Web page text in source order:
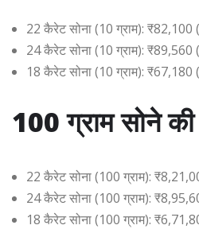
22 कैरेट सोना (10 ग्राम): ₹82,100
24 कैरेट सोना (10 ग्राम): ₹89,560
18 कैरेट सोना (10 ग्राम): ₹67,180
100 ग्राम सोने
22 कैरेट सोना (100 ग्राम):
24 कैरेट सोना (100 ग्राम):
18 कैरेट सोना (100 ग्राम):